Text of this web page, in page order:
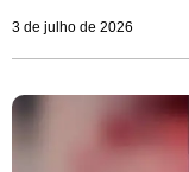
3 de julho de 2026